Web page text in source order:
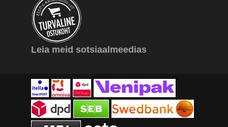
Leia meid sotsiaalmeedias